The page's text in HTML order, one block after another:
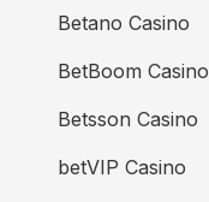
Betano Casino
BetBoom Casino
Betsson Casino
betVIP Casino